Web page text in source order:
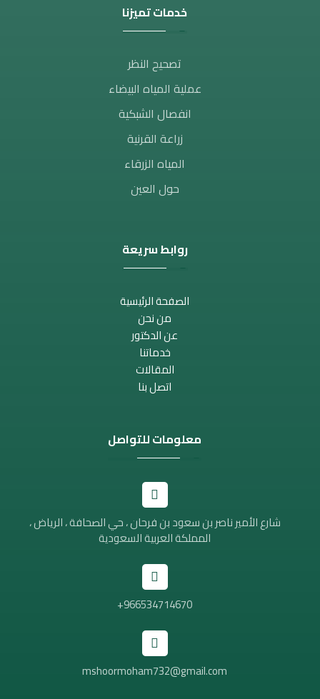
خدمات تميزنا
تصحيح النظر​
عملية المياه البيضاء
انفصال الشبكية
زراعة القرنية
المياه الزرقاء
حول العين
روابط سريعة
الصفحة الرئيسية
من نحن
عن الدكتور
خدماتنا
المقالات
اتصل بنا
معلومات للتواصل
شارع الأمير ناصر بن سعود بن فرحان ، حي الصحافة ، الرياض ،
المملكة العربية السعودية
966534714670+
mshoormoham732@gmail.com